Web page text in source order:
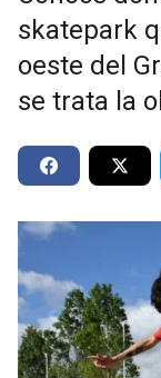
skatepark
oeste del
se trata la